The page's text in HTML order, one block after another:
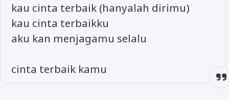
kau cinta terbaik (hanyalah dirimu)
kau cinta terbaikku
aku kan menjagamu selalu
cinta terbaik kamu